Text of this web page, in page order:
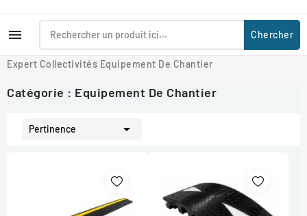
 Chercher
Expert Collectivités Equipement De Chantier
Catégorie : Equipement De Chantier
Pertinence 